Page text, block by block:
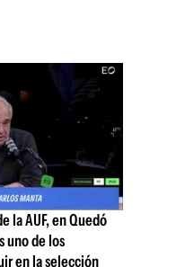
la AUF, en Quedó
uno de los
en la selección